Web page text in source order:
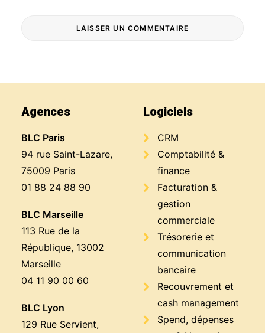
Agences
BLC Paris
94 rue Saint-Lazare,
75009 Paris
01 88 24 88 90
BLC Marseille
113 Rue de la
République, 13002
Marseille
04 11 90 00 60
BLC Lyon
129 Rue Servient,
Logiciels
CRM
Comptabilité &
finance
Facturation &
gestion
commerciale
Trésorerie et
communication
bancaire
Recouvrement et
cash management
Spend, dépenses